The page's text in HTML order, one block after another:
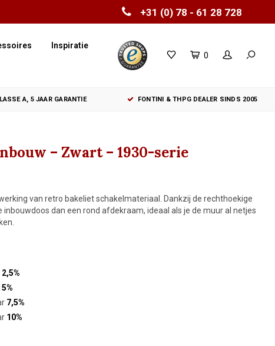
+31 (0) 78 - 61 28 728
Inspiratie
0
A, 5 JAAR GARANTIE FONTINI & THPG DEALER SINDS 2005
– Zwart – 1930-serie
van retro bakeliet schakelmateriaal. Dankzij de rechthoekige
dan een rond afdekraam, ideaal als je de muur al netjes
2,5%
5%
7,5%
10%